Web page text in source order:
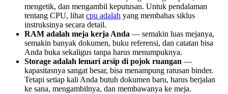
mengetik, dan mengambil keputusan. Untuk pendalaman
tentang CPU, lihat cpu adalah yang membahas siklus
instruksinya secara detail.
RAM adalah meja kerja Anda — semakin luas mejanya,
semakin banyak dokumen, buku referensi, dan catatan bisa
Anda buka sekaligus tanpa harus menumpuknya.
Storage adalah lemari arsip di pojok ruangan —
kapasitasnya sangat besar, bisa menampung ratusan binder.
Tetapi setiap kali Anda butuh dokumen baru, harus berjalan
ke sana, mengambilnya, dan membawanya ke meja.